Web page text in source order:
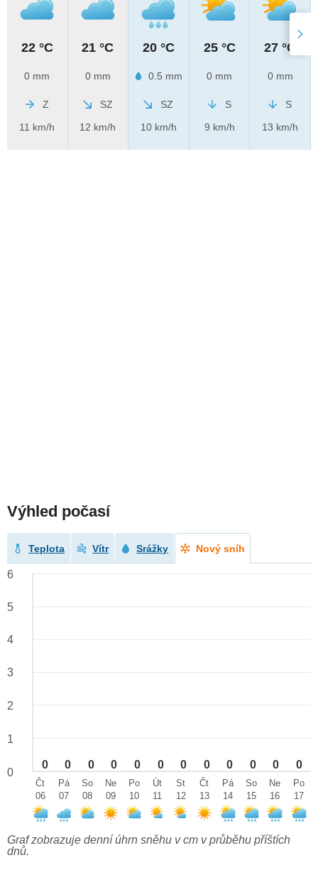
22 °C
0 mm
Z
11 km/h
21 °C
0 mm
SZ
12 km/h
20 °C
0.5 mm
SZ
10 km/h
25 °C
0 mm
S
9 km/h
27 °C
0 mm
S
13 km/h
Výhled počasí
Teplota Vítr Srážky Nový sníh
0 0 0 0 0 0 0 0 0 0 0 0
6
5
4
3
2
1
0
Čt
06
Pá
07
So
08
Ne
09
Po
10
Út
11
St
12
Čt
13
Pá
14
So
15
Ne
16
Po
17
Graf zobrazuje denní úhrn sněhu v cm v průběhu příštích
dnů.